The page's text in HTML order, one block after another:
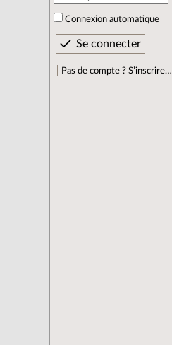
Connexion automatique
Pas de compte ? S’inscrire…